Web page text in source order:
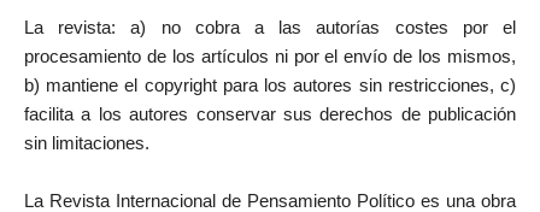
La revista: a) no cobra a las autorías costes por el
procesamiento de los artículos ni por el envío de los mismos,
b) mantiene el copyright para los autores sin restricciones, c)
facilita a los autores conservar sus derechos de publicación
sin limitaciones.
La Revista Internacional de Pensamiento Político es una obra